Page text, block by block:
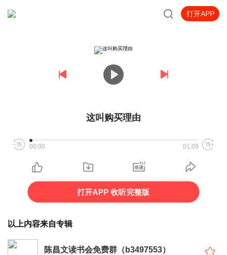
打开APP
这叫购买理由
00:00 01:09
打开APP 收听完整版
以上内容来自专辑
陈昌文读书会免费群（b3497553）